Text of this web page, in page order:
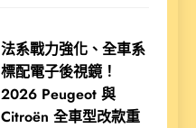
法系戰力強化、全車系
標配電子後視鏡！
2026 Peugeot 與
Citroën 全車型改款重